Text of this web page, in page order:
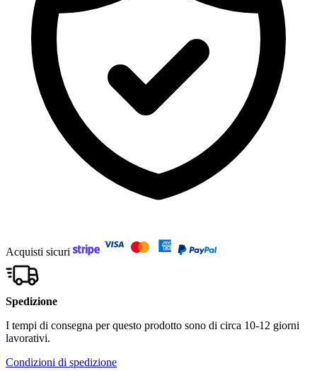
Acquisti sicuri
Spedizione
I tempi di consegna per questo prodotto sono di circa 10-12 giorni
lavorativi.
Condizioni di spedizione